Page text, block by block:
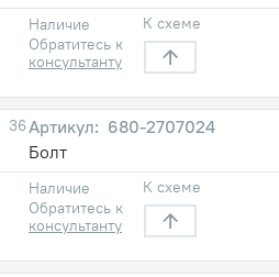
Наличие
Обратитесь к
консультанту
К схеме
36
680-2707024
Болт
Наличие
Обратитесь к
консультанту
К схеме